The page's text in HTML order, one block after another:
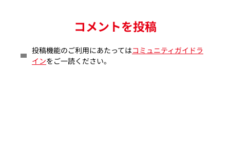
コメントを投稿
投稿機能のご利用にあたってはコミュニティガイドラ
インをご一読ください。